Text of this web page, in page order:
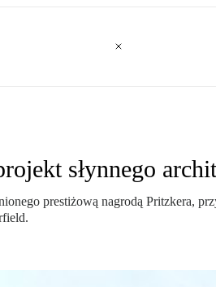
słynnego
prestiżową nagrodą Pritzkera,